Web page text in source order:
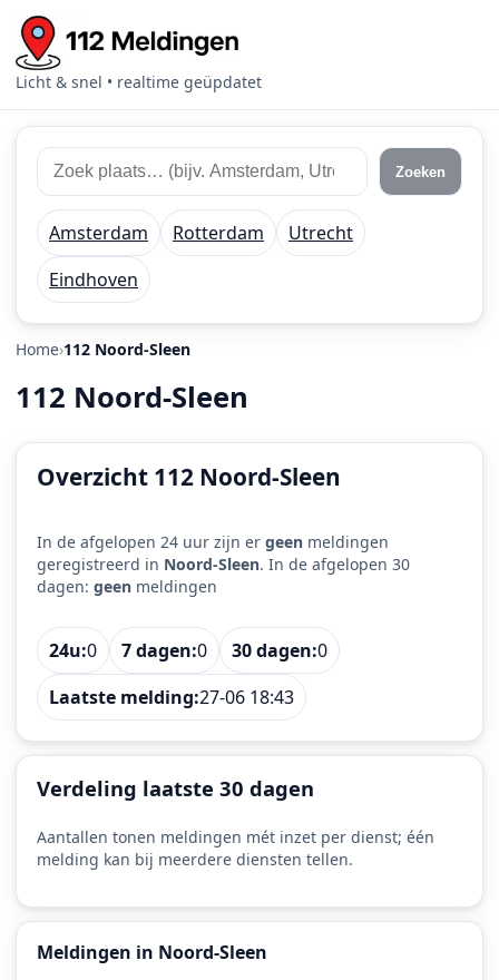
Licht & snel • realtime geüpdatet
Zoek
112
meldingen
Zoek
plaats
of
regio
Zoeken
Amsterdam Rotterdam
Utrecht
Eindhoven
Home 112 Noord-Sleen
112 Noord-Sleen
Overzicht 112 Noord-Sleen
In de afgelopen 24 uur zijn er geen meldingen
geregistreerd in Noord-Sleen. In de afgelopen 30
dagen: geen meldingen
24u:0 7 dagen:0 30 dagen:0
Laatste melding:27-06 18:43
Verdeling laatste 30 dagen
Aantallen tonen meldingen mét inzet per dienst; één
melding kan bij meerdere diensten tellen.
Meldingen in Noord-Sleen